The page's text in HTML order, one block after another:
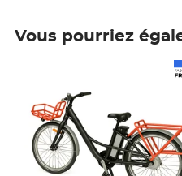
Vous pourriez